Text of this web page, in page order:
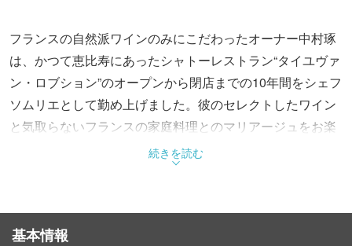
フランスの自然派ワインのみにこだわったオーナー中村琢
は、かつて恵比寿にあったシャトーレストラン“タイユヴァ
ン・ロブション”のオープンから閉店までの10年間をシェフ
ソムリエとして勤め上げました。彼のセレクトしたワイン
と気取らないフランスの家庭料理とのマリアージュをお楽
しみいただけます。もちろん日替わりのグラスワイン
（￥800～）だけでもお気軽にどうぞ！家飲みや贈り物用
続きを読む
基本情報